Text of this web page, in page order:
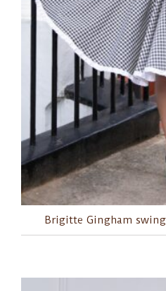
Brigitte Gingham